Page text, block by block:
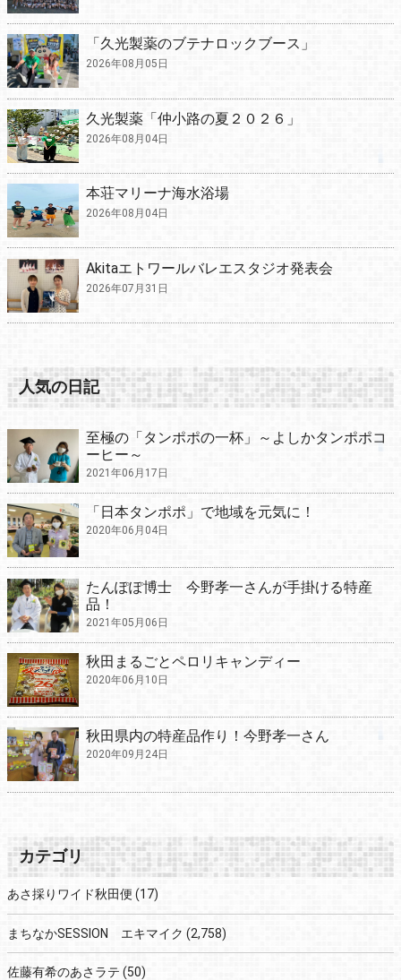
「久光製薬のブテナロックブース」
2026年08月05日
久光製薬「仲小路の夏２０２６」
2026年08月04日
本荘マリーナ海水浴場
2026年08月04日
Akitaエトワールバレエスタジオ発表会
2026年07月31日
人気の日記
至極の「タンポポの一杯」～よしかタンポポコ
ーヒー～
2021年06月17日
「日本タンポポ」で地域を元気に！
2020年06月04日
たんぽぽ博士 今野孝一さんが手掛ける特産
品！
2021年05月06日
秋田まるごとペロリキャンディー
2020年06月10日
秋田県内の特産品作り！今野孝一さん
2020年09月24日
カテゴリ
あさ採りワイド秋田便 (17)
まちなかSESSION エキマイク (2,758)
佐藤有希のあさラテ (50)